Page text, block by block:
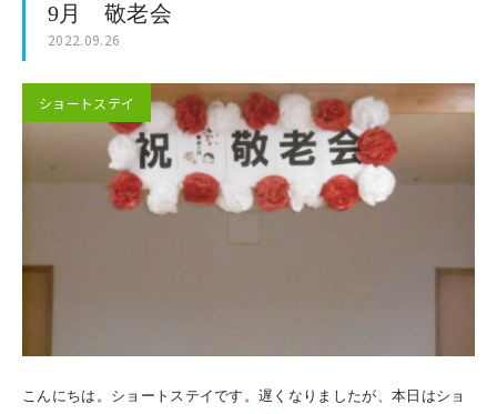
9月 敬老会
2022.09.26
ショートステイ
こんにちは。ショートステイです。遅くなりましたが、本日はショ